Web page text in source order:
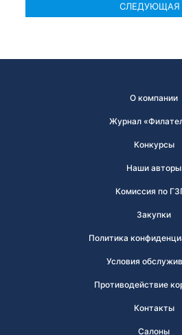
СЛЕДУЮЩАЯ
О компании
Журнал
Конкурсы
Наши авторы
Комиссия по
Закупки
Политика
Условия
Противодействие
Контакты
Салоны